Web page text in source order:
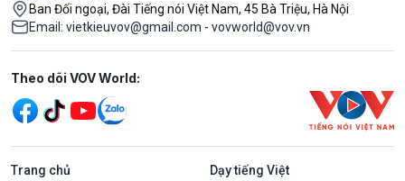
Ban Đối ngoại, Đài Tiếng nói Việt Nam, 45 Bà Triệu, Hà Nội
Email: vietkieuvov@gmail.com - vovworld@vov.vn
Mạng xã hội
Theo dõi VOV World:
Trang chủ Dạy tiếng Việt